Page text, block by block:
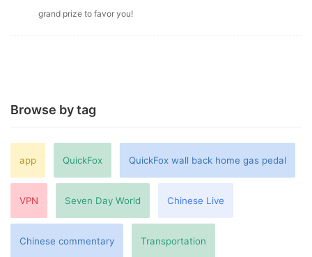
grand prize to favor you!
Browse by tag
app QuickFox QuickFox wall back home gas pedal
VPN Seven Day World Chinese Live
Chinese commentary Transportation